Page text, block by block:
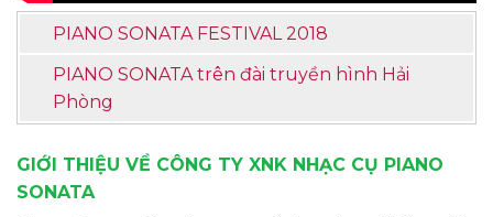
PIANO SONATA FESTIVAL 2018
PIANO SONATA trên đài truyền hình Hải
Phòng
GIỚI THIỆU VỀ CÔNG TY XNK NHẠC CỤ PIANO
SONATA